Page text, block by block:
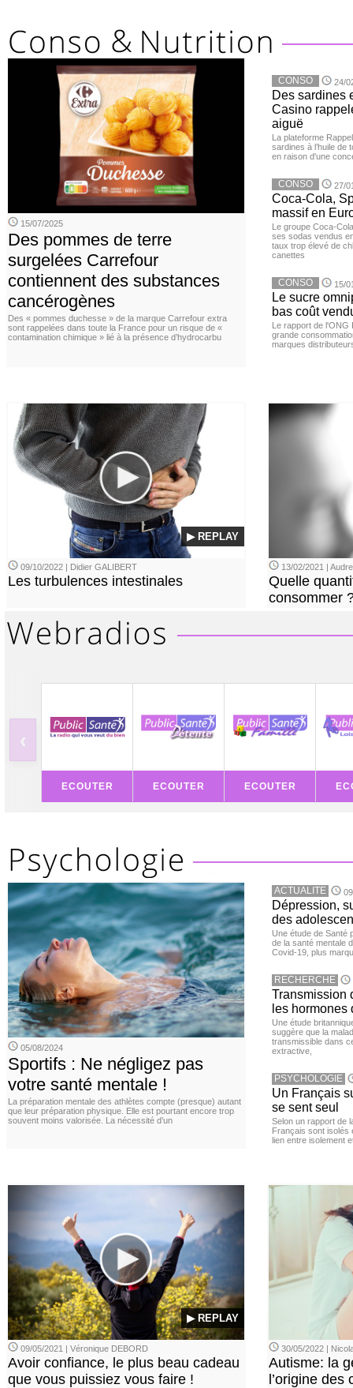
15/07/2025
Des pommes de terre
surgelées Carrefour
contiennent des substances
cancérogènes
Des « pommes duchesse » de la marque Carrefour extra
sont rappelées dans toute la France pour un risque de «
contamination chimique » lié à la présence d’hydrocarbu
CONSO 24/
Des sardines
Casino
aiguë
La plateforme
sardines à l’huile de
en raison d'une
CONSO 27/
Coca-Cola,
massif en
Le groupe Coca-
ses sodas vendus
taux trop élevé de
canettes
CONSO 15/
Le sucre
bas coût
Le rapport de l'ONG
grande
marques
▶ REPLAY
09/10/2022 | Didier GALIBERT
Les turbulences intestinales
13/02/2021 |
Quelle
consommer
‹
ECOUTER ECOUTER ECOUTER
05/08/2024
Sportifs : Ne négligez pas
votre santé mentale !
La préparation mentale des athlètes compte (presque) autant
que leur préparation physique. Elle est pourtant encore trop
souvent moins valorisée. La nécessité d’un
ACTUALITE
Dépression,
des
Une étude de Santé
de la santé mentale
Covid-19, plus
RECHERCHE
Transmission
les hormones
Une étude
suggère que la
transmissible dans
extractive,
PSYCHOLOGIE
Un Français
se sent seul
Selon un rapport de
Français sont isolés
lien entre isolement
▶ REPLAY
09/05/2021 | Véronique DEBORD
Avoir confiance, le plus beau cadeau
que vous puissiez vous faire !
30/05/2022 |
Autisme: la
l’origine